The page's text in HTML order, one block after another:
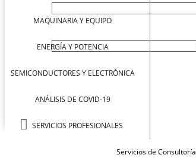
MAQUINARIA Y EQUIPO
ENERGÍA Y POTENCIA
SEMICONDUCTORES Y ELECTRÓNICA
ANÁLISIS DE COVID-19
SERVICIOS PROFESIONALES
Servicios de Consultoría